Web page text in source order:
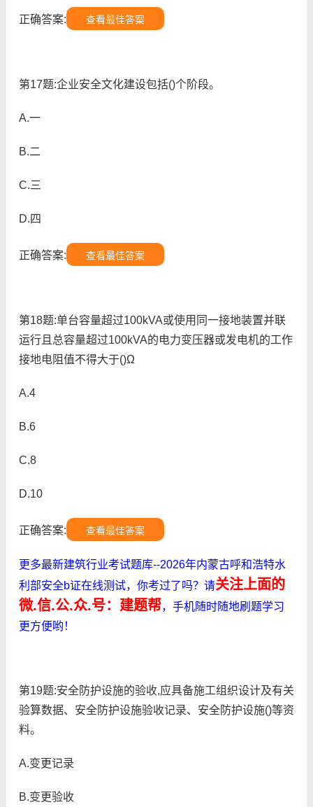
正确答案: 查看最佳答案
第17题:企业安全文化建设包括()个阶段。
A.一
B.二
C.三
D.四
正确答案: 查看最佳答案
第18题:单台容量超过100kVA或使用同一接地装置并联
运行且总容量超过100kVA的电力变压器或发电机的工作
接地电阻值不得大于()Ω
A.4
B.6
C.8
D.10
正确答案: 查看最佳答案
更多最新建筑行业考试题库--2026年内蒙古呼和浩特水
利部安全b证在线测试，你考过了吗？请关注上面的
微.信.公.众.号：建题帮，手机随时随地刷题学习
更方便哟！
第19题:安全防护设施的验收,应具备施工组织设计及有关
验算数据、安全防护设施验收记录、安全防护设施()等资
料。
A.变更记录
B.变更验收